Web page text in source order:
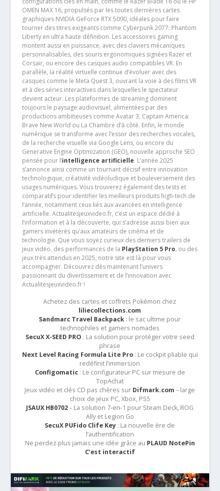
OMEN MAX 16, propulsés par les toutes dernières cartes
graphiques NVIDIA GeForce RTX 5090, idéales pour faire
tourner des titres exigeants comme Cyberpunk 2077: Phantom
Liberty en ultra haute définition. Les accessoires gaming
montent aussi en puissance, avec des claviers mécaniques
personnalisables, des souris ergonomiques signées Razer et
Corsair, ou encore des casques audio compatibles VR. En
parallèle, la réalité virtuelle continue d’évoluer avec des
casques comme le Meta Quest 3, ouvrant la voie à des films VR
et à des séries interactives dans lesquelles le spectateur
devient acteur. Les plateformes de streaming dominent
toujours le paysage audiovisuel, alimentées par des
productions ambitieuses comme Avatar 3, Captain America:
Brave New World ou La Chambre d’à côté. Enfin, le monde
numérique se transforme avec l’essor des recherches vocales,
de la recherche visuelle via Google Lens, ou encore du
Generative Engine Optimization (GEO), nouvelle approche SEO
pensée pour l’intelligence artificielle. L’année 2025
s’annonce ainsi comme un tournant décisif entre innovation
technologique, créativité vidéoludique et bouleversement des
usages numériques. Vous trouverez également des tests et
comparatifs pour identifier les meilleurs produits high-tech de
l’année, notamment ceux liés aux avancées en intelligence
artificielle. Actualitesjeuxvideo.fr, c’est un espace dédié à
l’information et à la découverte, qui s’adresse aussi bien aux
gamers invétérés qu’aux amateurs de cinéma et de
technologie. Que vous soyez curieux des derniers trailers de
jeux vidéo, des performances de la PlayStation 5 Pro, ou des
jeux très attendus en 2025, notre site est là pour vous
accompagner. Découvrez dès maintenant l’univers
passionnant du divertissement et de l’innovation avec
Actualitesjeuxvideo.fr !
Achetez des cartes et coffrets Pokémon chez
liliecollections.com
Sandmarc Travel Backpack : le sac ultime pour
technophiles et gamers nomades
SecuX X-SEED PRO : La solution pour protéger votre seed
phrase
Next Level Racing Formula Lite Pro: Le cockpit pliable qui
redéfinit l’immersion
Configomatic: Le configurateur PC sur mesure de
TopAchat
Jeux vidéo et clés CD pas chères sur Difmark.com – large
choix de jeux PC, Xbox, PS5
JSAUX HB0702– La solution 7-en-1 pour Steam Deck, ROG
Ally et Legion Go
SecuX PUFido Clife Key : La nouvelle ère de
l’authentification
Ne perdez plus jamais une idée grâce au PLAUD NotePin
C’est interactif